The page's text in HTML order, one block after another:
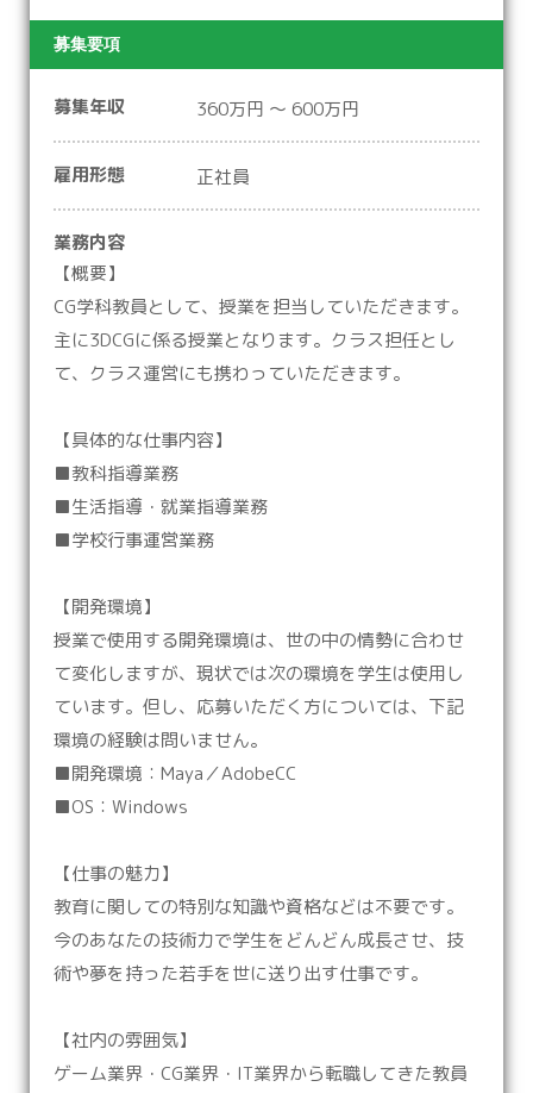
募集要項
募集年収 360万円 ～ 600万円
雇用形態 正社員
業務内容
【概要】
CG学科教員として、授業を担当していただきます。
主に3DCGに係る授業となります。クラス担任とし
て、クラス運営にも携わっていただきます。
【具体的な仕事内容】
■教科指導業務
■生活指導・就業指導業務
■学校行事運営業務
【開発環境】
授業で使用する開発環境は、世の中の情勢に合わせ
て変化しますが、現状では次の環境を学生は使用し
ています。但し、応募いただく方については、下記
環境の経験は問いません。
■開発環境：Maya／AdobeCC
■OS：Windows
【仕事の魅力】
教育に関しての特別な知識や資格などは不要です。
今のあなたの技術力で学生をどんどん成長させ、技
術や夢を持った若手を世に送り出す仕事です。
【社内の雰囲気】
ゲーム業界・CG業界・IT業界から転職してきた教員